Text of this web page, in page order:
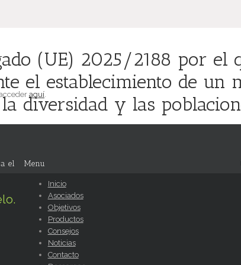
(UE) 2025/2188 por el
el establecimiento de un
diversidad y las
aquí.
el
Menu
Inicio
Asociados
Objetivos
Productos
Consejos
Noticias
Contacto